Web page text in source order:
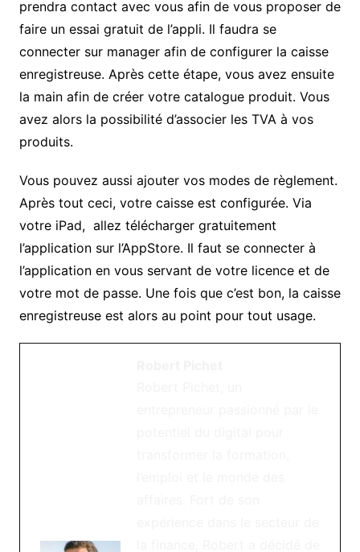
prendra contact avec vous afin de vous proposer de
faire un essai gratuit de l’appli. Il faudra se
connecter sur manager afin de configurer la caisse
enregistreuse. Après cette étape, vous avez ensuite
la main afin de créer votre catalogue produit. Vous
avez alors la possibilité d’associer les TVA à vos
produits.
Vous pouvez aussi ajouter vos modes de règlement.
Après tout ceci, votre caisse est configurée. Via
votre iPad, allez télécharger gratuitement
l’application sur l’AppStore. Il faut se connecter à
l’application en vous servant de votre licence et de
votre mot de passe. Une fois que c’est bon, la caisse
enregistreuse est alors au point pour tout usage.